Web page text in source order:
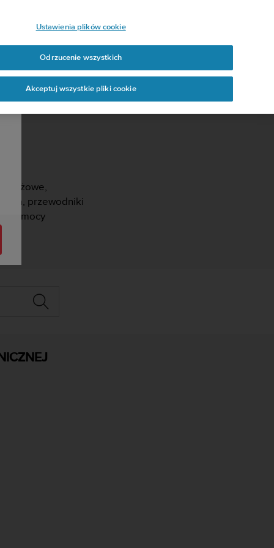
przewodniki
pomocy
Ustawienia plików cookie
Odrzucenie wszystkich
Akceptuj wszystkie pliki cookie